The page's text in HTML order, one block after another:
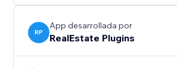
RP
App desarrollada por
RealEstate Plugins